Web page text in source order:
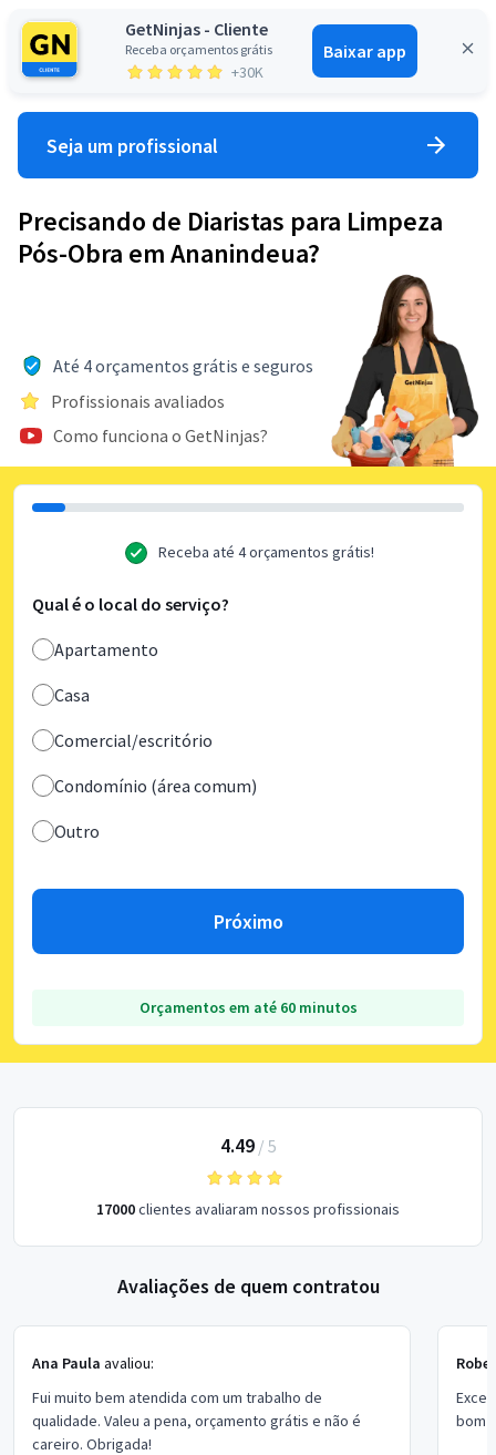
GetNinjas - Cliente
Receba orçamentos grátis
+30K
Baixar app
Entrar
Seja um profissional
Precisando de Diaristas para Limpeza
Pós-Obra em Ananindeua?
Até 4 orçamentos grátis e seguros
Profissionais avaliados
Como funciona o GetNinjas?
Receba até 4 orçamentos grátis!
Qual é o local do serviço?
Apartamento
Casa
Comercial/escritório
Condomínio (área comum)
Outro
Próximo
Orçamentos em até 60 minutos
4.49/ 5
17000clientes avaliaram nossos profissionais
Avaliações de quem contratou
Ana Paula avaliou:
Fui muito bem atendida com um trabalho de
qualidade. Valeu a pena, orçamento grátis e não é
careiro. Obrigada!
bom